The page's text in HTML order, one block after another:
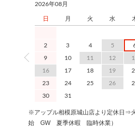
2026年08月
日 月 火 水
2 3 4 5
9 10 11 12
16 17 18 19
23 24 25 26
30 31
※アップル相模原城山店より定休日⇒
始 GW 夏季休暇 臨時休業）